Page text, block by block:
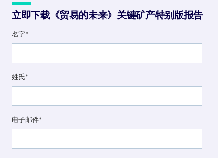
立即下载《贸易的未来》关键矿产特别版报告
名字*
姓氏*
电子邮件*